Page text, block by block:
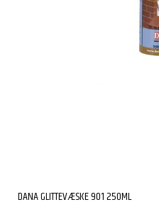
DANA GLITTEVÆSKE 901 250ML